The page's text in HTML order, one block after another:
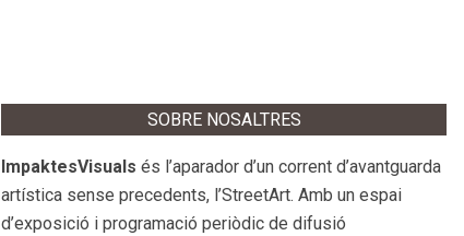
SOBRE NOSALTRES
ImpaktesVisuals és l’aparador d’un corrent d’avantguarda
artística sense precedents, l’StreetArt. Amb un espai
d’exposició i programació periòdic de difusió